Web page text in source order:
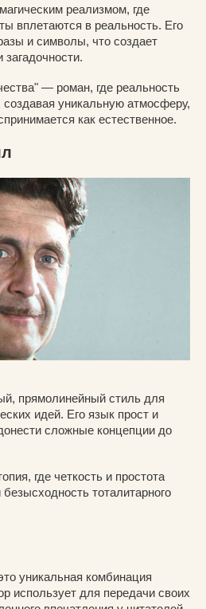
реализмом, где
вплетаются в реальность. Его
и символы, что создает
— роман, где реальность
создавая уникальную атмосферу,
как естественное.
прямолинейный стиль для
идей. Его язык прост и
сложные концепции до
где четкость и простота
тоталитарного
уникальная комбинация
использует для передачи своих